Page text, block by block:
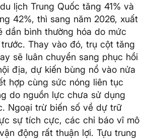
lịch Trung Quốc tăng 41% và
42%, thì sang năm 2026, xuất
dần bình thường hóa do mức
Thay vào đó, trụ cột tăng
sẽ luân chuyển sang phục hồi
địa, dự kiến bùng nổ vào nửa
hợp cùng sức nóng liên tục
do nguồn lực chưa sử dụng
Ngoại trừ biến số về dự trữ
sự tích cực, các chỉ báo vĩ mô
động rất thuận lợi. Tựu trung